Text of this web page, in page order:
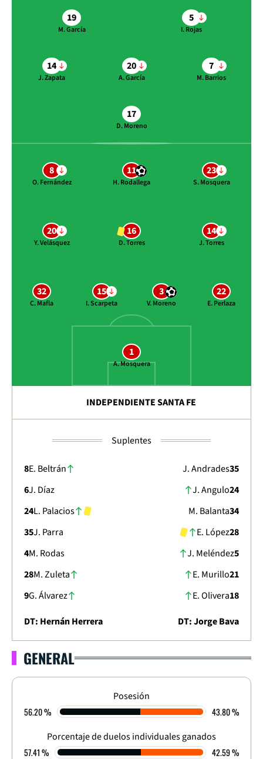
19
M. García
5
I. Rojas
14
J. Zapata
20
A. García
7
M. Barrios
17
D. Moreno
1
A. Mosquera
22
E. Perlaza
3
V. Moreno
15
I. Scarpeta
32
C. Mafla
14
J. Torres
16
D. Torres
20
Y. Velásquez
23
S. Mosquera
11
H. Rodallega
8
O. Fernández
INDEPENDIENTE SANTA FE
Suplentes
8E. Beltrán
6J. Díaz
24L. Palacios
35J. Parra
4M. Rodas
28M. Zuleta
9G. Álvarez
35
J. Andrades
24
J. Angulo
34
M. Balanta
28
E. López
5
J. Meléndez
21
E. Murillo
18
E. Olivera
DT: Hernán Herrera
DT: Jorge Bava
APERTURA - CUADRANGULAR - FECHA 2
1-2
FINALIZADO
GENERAL
Posesión
56.20 % 43.80 %
Porcentaje de duelos individuales ganados
57.41 % 42.59 %